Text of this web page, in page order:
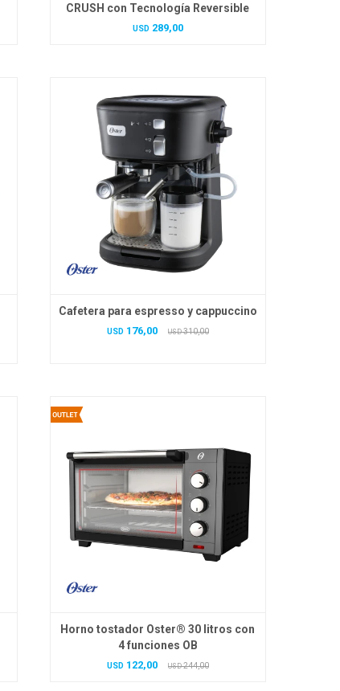
CRUSH con Tecnología Reversible
USD 289,00
Cafetera para espresso y cappuccino
USD 176,00 USD 310,00
Horno tostador Oster® 30 litros con
4 funciones OB
USD 122,00 USD 244,00